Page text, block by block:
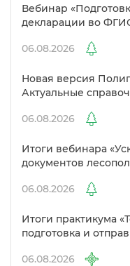
ебинар
декларации во
06.08.2026
Новая версия
Актуальные
06.08.2026
Итоги вебинара
документов
06.08.2026
Итоги практикума
подготовка и
06.08.2026